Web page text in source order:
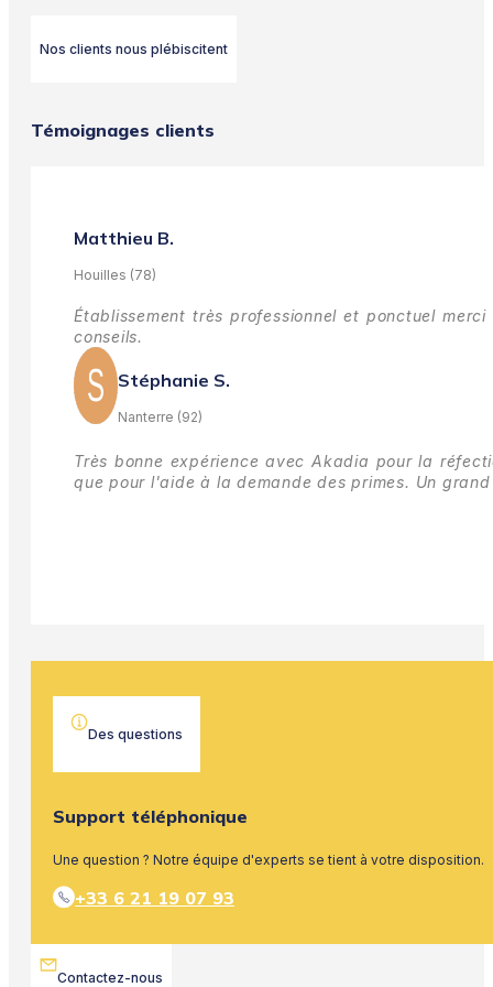
Nos clients nous plébiscitent
Témoignages clients
Matthieu B.
Houilles (78)
Établissement très professionnel et ponctuel
conseils.
Stéphanie S.
Nanterre (92)
Très bonne expérience avec Akadia pour la
que pour l'aide à la demande des primes. Un
Des questions
Support téléphonique
Une question ? Notre équipe d'experts se tient à votre disposition.
+33 6 21 19 07 93
Contactez-nous